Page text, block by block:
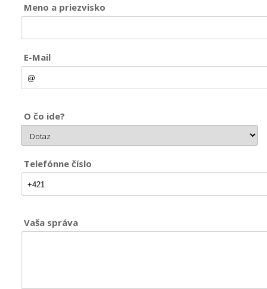
Meno a priezvisko
E-Mail
O čo ide?
Telefónne číslo
Vaša správa